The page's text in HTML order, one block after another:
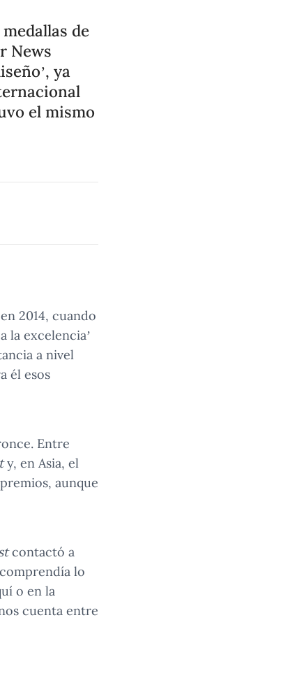
de
News
ya
el mismo
2014, cuando
la excelencia’
a nivel
él esos
Entre
y, en Asia, el
aunque
contactó a
lo
o en la
cuenta entre